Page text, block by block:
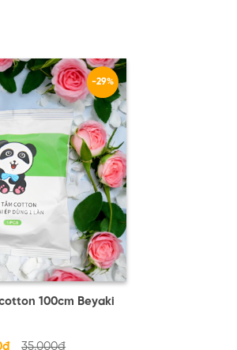
-29%
100cm Beyaki
35.000đ